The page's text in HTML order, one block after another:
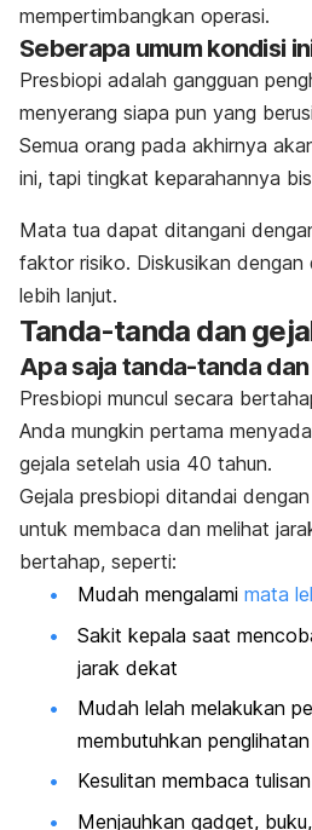
mempertimbangkan operasi.
Seberapa umum kondisi
Presbiopi adalah gangguan
menyerang siapa pun yang
Semua orang pada akhirnya
ini, tapi tingkat keparahannya
Mata tua dapat ditangani
faktor risiko. Diskusikan
lebih lanjut.
Tanda-tanda dan
Apa saja tanda-tanda
Presbiopi muncul secara
Anda mungkin pertama
gejala setelah usia 40 tahun.
Gejala presbiopi ditandai
untuk membaca dan melihat
bertahap, seperti:
Mudah mengalami mata
Sakit kepala saat
jarak dekat
Mudah lelah melakukan
membutuhkan
Kesulitan membaca
Menjauhkan gadget,